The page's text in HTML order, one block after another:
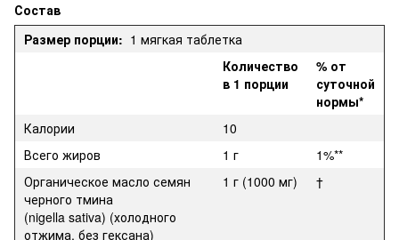
Состав
Размер порции: 1 мягкая таблетка
Количество
в 1 порции
% от
суточной
нормы*
Калории
10
Всего жиров
1 г
1%**
Органическое масло семян
черного тмина
(nigella sativa) (холодного
отжима, без гексана)
1 г (1000 мг) †